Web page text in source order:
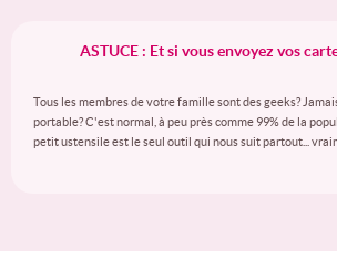
ASTUCE : Et si vous envoyez vos
Tous les membres de votre famille sont des geeks?
portable? C'est normal, à peu près comme 99% de la
petit ustensile est le seul outil qui nous suit partout...